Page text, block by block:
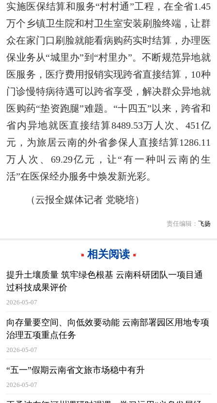
实施医保结算和服务“村村通”工程，在全省1.45
万个乡镇卫生院和村卫生室安装刷脸终端，让群
众在家门口刷脸就能看病购药实时结算，办理医
保业务从“城里办”到“村里办”。不断规范异地就
医服务，医疗费用报销实现跨省直接结算，10种
门诊慢特病待遇可以跨省享受，解决群众异地就
医购药“垫资跑腿”难题。“十四五”以来，跨省和
省内异地就医直接结算8489.53万人次、451亿
元，为旅居云南的外省参保人直接结算1286.11
万人次、69.29亿元，让“有一种叫云南的生
活”在医保经办服务中焕发新光彩。
（云报全媒体记者 党晓培）
责任编辑： 飞扬
相关阅读
提升土壤质量 筑牢绿色根基 云南科研团队一项目通
过科技成果评价
2026-05-07
向存量要空间、向低效要动能 云南部署园区用地专项
治理五项重点任务
2026-05-07
“五一”假期云南省文旅市场稳中有升
2026-05-07